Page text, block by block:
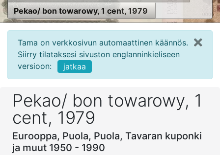
Pekao/ bon towarowy, 1 cent, 1979
Tama on verkkosivun automaattinen käännös.
Siirry tilataksesi sivuston englanninkieliseen
versioon:
jatkaa
Pekao/ bon towarowy, 1
cent, 1979
Eurooppa, Puola, Puola, Tavaran kuponki
ja muut 1950 - 1990